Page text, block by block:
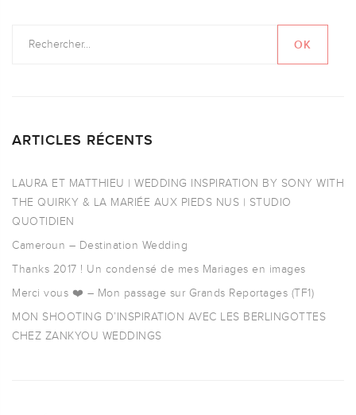
ARTICLES RÉCENTS
LAURA ET MATTHIEU | WEDDING INSPIRATION BY SONY WITH
THE QUIRKY & LA MARIÉE AUX PIEDS NUS | STUDIO
QUOTIDIEN
Cameroun – Destination Wedding
Thanks 2017 ! Un condensé de mes Mariages en images
Merci vous ❤️ – Mon passage sur Grands Reportages (TF1)
MON SHOOTING D’INSPIRATION AVEC LES BERLINGOTTES
CHEZ ZANKYOU WEDDINGS